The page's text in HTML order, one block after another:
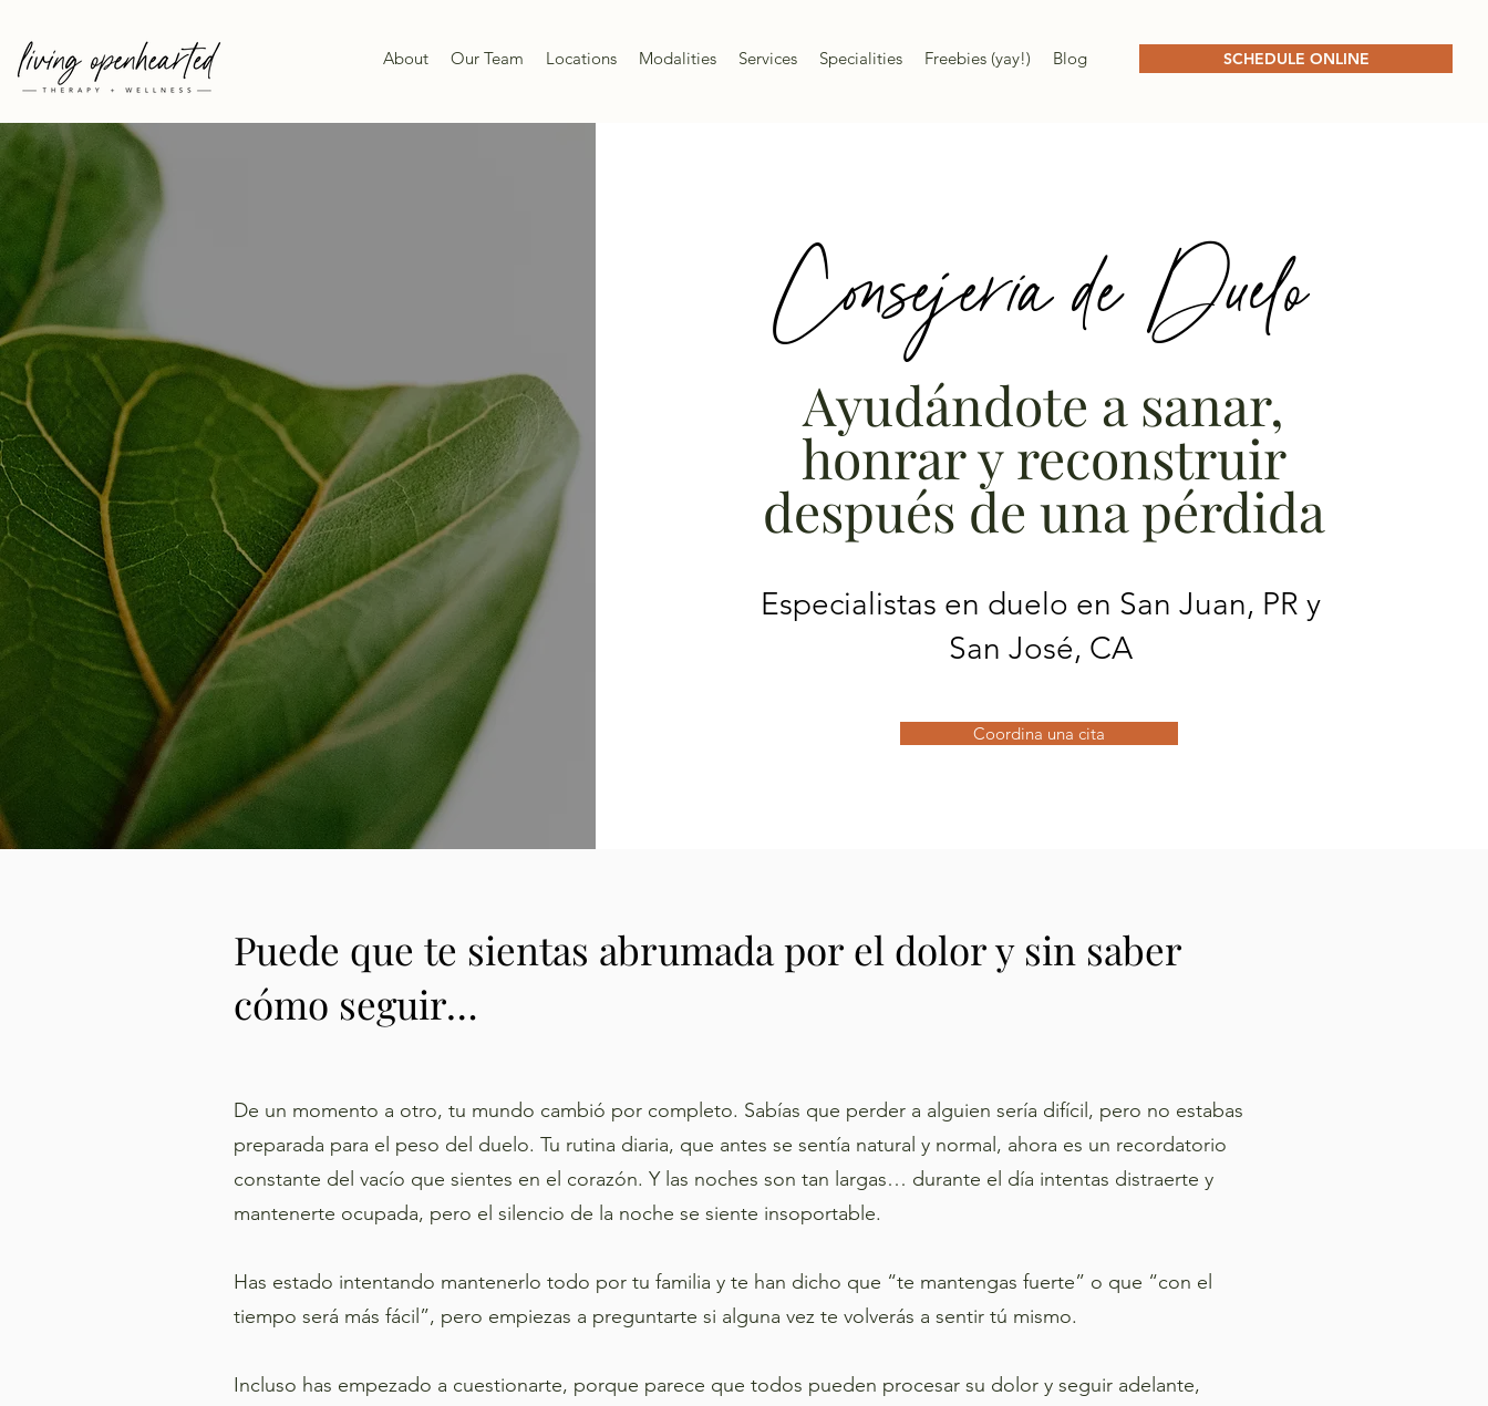
About Our Team Locations Modalities Services Specialities Freebies (yay!) Blog SCHEDULE ONLINE
Consejería de Duelo
Ayudándote a sanar,
honrar y reconstruir
después de una pérdida
Especialistas en duelo en San Juan, PR y
San José, CA
Coordina una cita
Puede que te sientas abrumada por el dolor y sin saber
cómo seguir…
De un momento a otro, tu mundo cambió por completo. Sabías que perder a alguien sería difícil, pero no estabas
preparada para el peso del duelo. Tu rutina diaria, que antes se sentía natural y normal, ahora es un recordatorio
constante del vacío que sientes en el corazón. Y las noches son tan largas… durante el día intentas distraerte y
mantenerte ocupada, pero el silencio de la noche se siente insoportable.
Has estado intentando mantenerlo todo por tu familia y te han dicho que “te mantengas fuerte” o que “con el
tiempo será más fácil”, pero empiezas a preguntarte si alguna vez te volverás a sentir tú mismo.
Incluso has empezado a cuestionarte, porque parece que todos pueden procesar su dolor y seguir adelante,